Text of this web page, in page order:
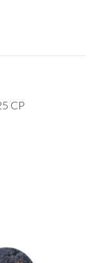
CP